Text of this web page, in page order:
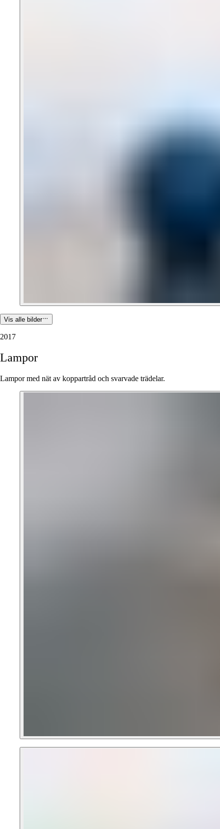
Vis alle bilder
2017
Lampor
Lampor med nät av koppartråd och svarvade trädelar.